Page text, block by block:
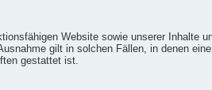
Website sowie unserer Inhalte
gilt in solchen Fällen, in denen
gestattet ist.